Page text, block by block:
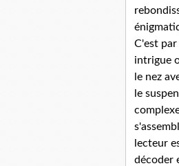
C'est
intrigue
le nez
le
lecteur
décoder